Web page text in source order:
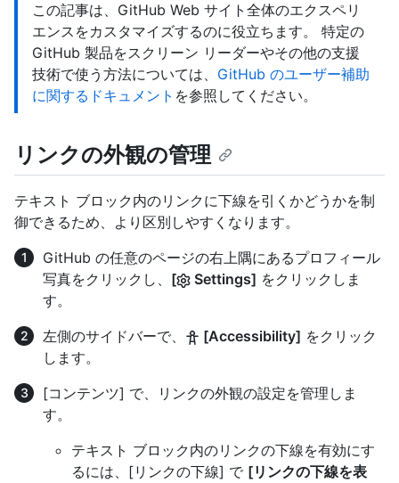
この記事は、GitHub Web サイト全体のエクスペリ
エンスをカスタマイズするのに役立ちます。 特定の
GitHub 製品をスクリーン リーダーやその他の支援
技術で使う方法については、 GitHub のユーザー補助
に関するドキュメント を参照してください。
リンクの外観の管理
テキスト ブロック内のリンクに下線を引くかどうかを制
御できるため、より区別しやすくなります。
GitHub の任意のページの右上隅にあるプロフィール
写真をクリックし、 [ Settings] をクリックしま
す。
左側のサイドバーで、
[Accessibility] をクリック
します。
[コンテンツ] で、リンクの外観の設定を管理しま
す。
テキスト ブロック内のリンクの下線を有効にす
るには、[リンクの下線] で [リンクの下線を表